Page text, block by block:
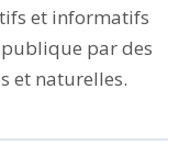
et informatifs
par des
et naturelles.